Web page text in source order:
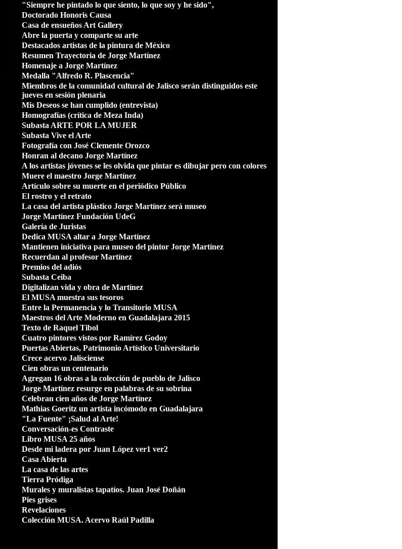
"Siempre he pintado lo que siento, lo que soy y he sido",
Doctorado Honoris Causa
Casa de ensueños Art Gallery
Abre la puerta y comparte su arte
Destacados artistas de la pintura de México
Resumen Trayectoria de Jorge Martínez
Homenaje a Jorge Martínez
Medalla "Alfredo R. Plascencia"
Miembros de la comunidad cultural de Jalisco serán distinguidos este
jueves en sesión plenaria
Mis Deseos se han cumplido (entrevista)
Homografías (crítica de Meza Inda)
Subasta ARTE POR LA MUJER
Subasta Vive el Arte
Fotografía con José Clemente Orozco
Honran al decano Jorge Martínez
A los artistas jóvenes se les olvida que pintar es dibujar pero con colores
Muere el maestro Jorge Martínez
Artículo sobre su muerte en el periódico Público
El rostro y el retrato
La casa del artista plástico Jorge Martínez será museo
Jorge Martínez Fundación UdeG
Galería de Juristas
Dedica MUSA altar a Jorge Martínez
Mantienen iniciativa para museo del pintor Jorge Martínez
Recuerdan al profesor Martínez
Premios del adiós
Subasta Ceiba
Digitalizan vida y obra de Martínez
El MUSA muestra sus tesoros
Entre la Permanencia y lo Transitorio MUSA
Maestros del Arte Moderno en Guadalajara 2015
Texto de Raquel Tibol
Cuatro pintores vistos por Ramírez Godoy
Puertas Abiertas, Patrimonio Artístico Universitario
Crece acervo Jalisciense
Cien obras un centenario
Agregan 16 obras a la colección de pueblo de Jalisco
Jorge Martínez resurge en palabras de su sobrina
Celebran cien años de Jorge Martínez
Mathias Goeritz un artista incómodo en Guadalajara
"La Fuente" ¡Salud al Arte!
Conversación-es Contraste
Libro MUSA 25 años
Desde mi ladera por Juan López ver1 ver2
Casa Abierta
La casa de las artes
Tierra Pródiga
Murales y muralistas tapatíos. Juan José Doñán
Pies grises
Revelaciones
Colección MUSA. Acervo Raúl Padilla